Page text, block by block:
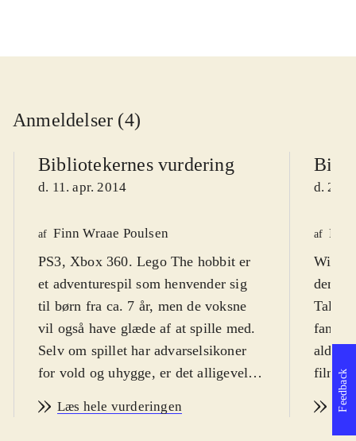
Anmeldelser (4)
Bibliotekernes vurdering
d. 11. apr. 2014
af Finn Wraae Poulsen
PS3, Xbox 360. Lego The hobbit er
et adventurespil som henvender sig
til børn fra ca. 7 år, men de voksne
vil også have glæde af at spille med.
Selv om spillet har advarselsikoner
for vold og uhygge, er det alligevel
dominerer. Sværhedsgraden er
Læs hele vurderingen
d. 23.
af
WiiU.
den
Tales.
Feedback